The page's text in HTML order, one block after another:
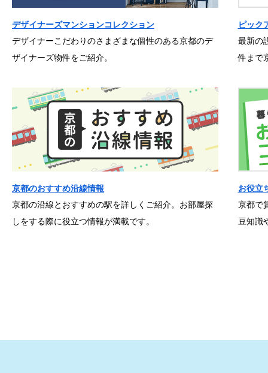
デザイナーズマンションコレクション
デザイナーこだわりのさまざまな個性のある京都のデ
ザイナーズ物件をご紹介。
ピック
最新の
件まで
京都のおすすめ沿線情報
京都の沿線とおすすめの駅を詳しくご紹介。お部屋探
しをする際に役立つ情報が満載です。
お役立
京都で
豆知識